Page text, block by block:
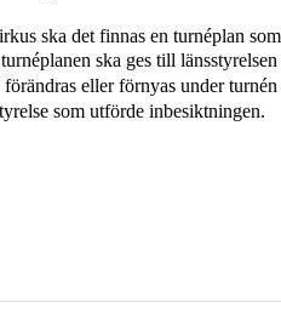
ska det finnas en turnéplan
ska ges till
eller förnyas under
som utförde inbesiktningen.